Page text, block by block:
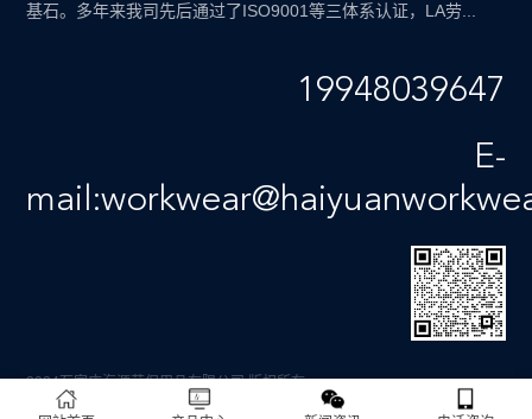
基石。多年来我司先后通过了ISO9001等三体系认证，LA劳...
19948039647
E-
2024石家庄海源劳保用品有限公司 版权所有
备案号：
冀ICP备12011659号-4